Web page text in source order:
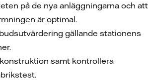
på de nya anläggningarna och att
är optimal.
gällande stationens
samt kontrollera